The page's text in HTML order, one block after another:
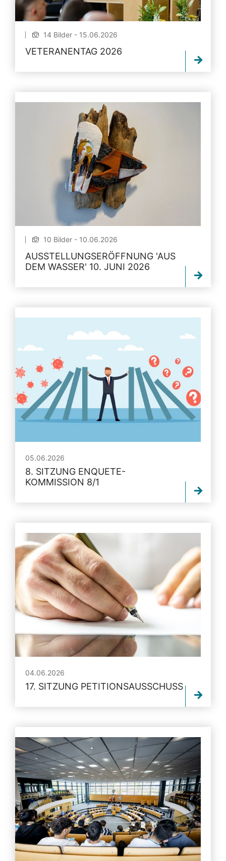
14 Bilder - 15.06.2026
VETERANENTAG 2026
10 Bilder - 10.06.2026
AUSSTELLUNGSERÖFFNUNG 'AUS
DEM WASSER' 10. JUNI 2026
05.06.2026
8. SITZUNG ENQUETE-
KOMMISSION 8/1
04.06.2026
17. SITZUNG PETITIONSAUSSCHUSS